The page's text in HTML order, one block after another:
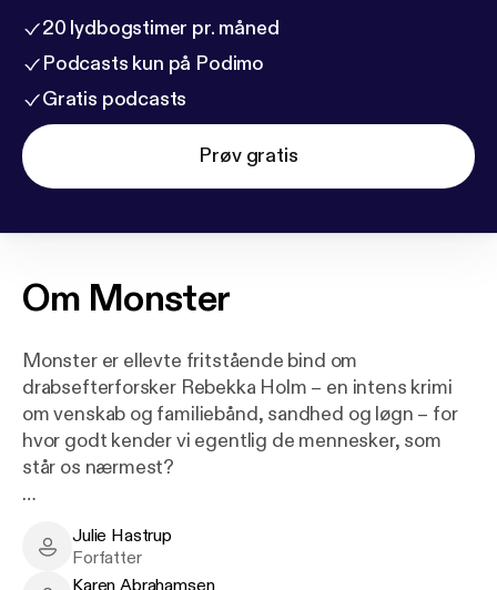
20 lydbogstimer pr. måned
Podcasts kun på Podimo
Gratis podcasts
Prøv gratis
Om Monster
Monster er ellevte fritstående bind om
drabsefterforsker Rebekka Holm – en intens krimi
om venskab og familiebånd, sandhed og løgn – for
hvor godt kender vi egentlig de mennesker, som
står os nærmest?
En tropevarm sommeraften til en koncert på
Femøren på Amager forlader en yngre kvinde sin
Julie Hastrup - Author
Julie Hastrup
Forfatter
Karen Abrahamsen